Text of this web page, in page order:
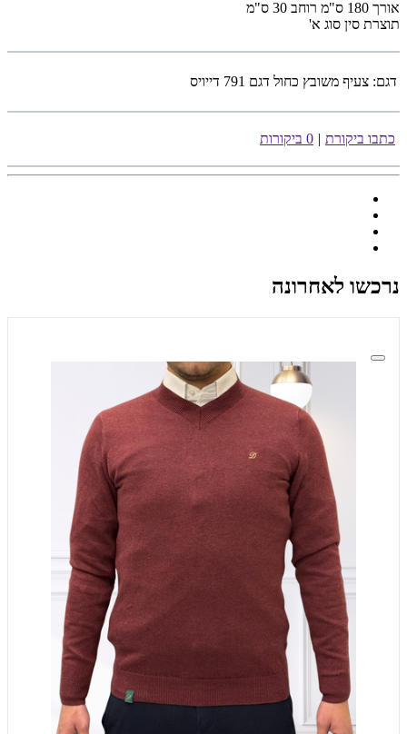
אורך 180 ס"מ רוחב 30 ס"מ
תוצרת סין סוג א'
דגם: צעיף משובץ כחול דגם 791 דייויס
כתבו ביקורת | 0 ביקורות
נרכשו לאחרונה